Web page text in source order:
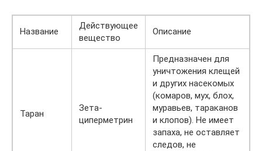
Название
Действующее
вещество
Описание
Таран
Зета-
циперметрин
Предназначен для
уничтожения клещей
и других насекомых
(комаров, мух, блох,
муравьев, тараканов
и клопов). Не имеет
запаха, не оставляет
следов, не